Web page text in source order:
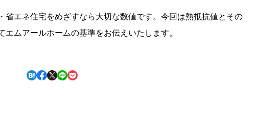
エネ住宅をめざすなら大切な数値です。今回は熱抵抗値とその
ムアールホームの基準をお伝えいたします。